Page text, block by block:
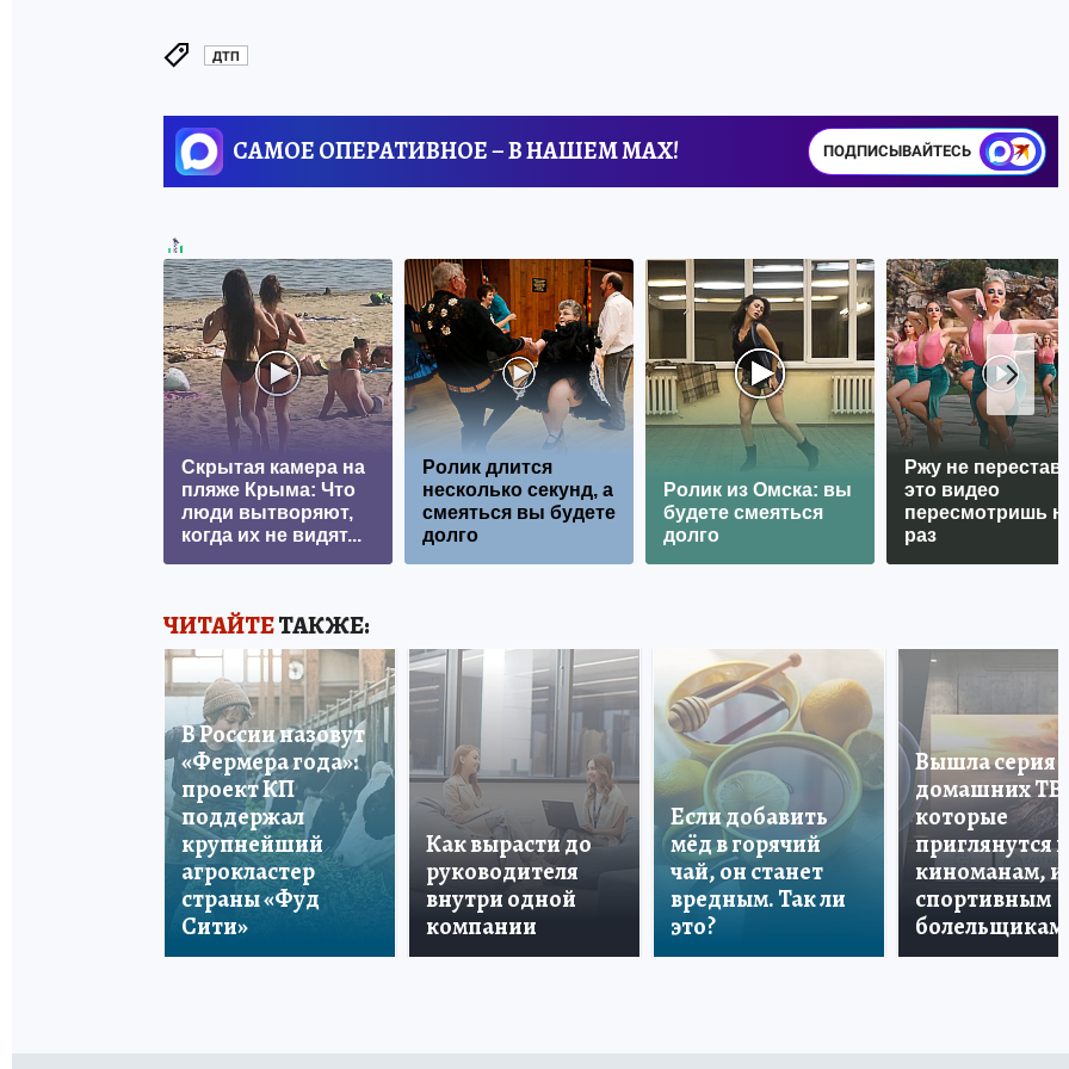
ДТП
САМОЕ ОПЕРАТИВНОЕ – В НАШЕМ MAX! ПОДПИСЫВАЙТЕСЬ
Скрытая камера на
пляже Крыма: Что
люди вытворяют,
когда их не видят...
Ролик длится
несколько секунд, а
смеяться вы будете
долго
Ролик из Омска: вы
будете смеяться
долго
Ржу не
это видео
пересмотришь не
раз
ЧИТАЙТЕТАКЖЕ:
В России назовут
«Фермера года»:
проект КП
поддержал
крупнейший
агрокластер
страны «Фуд
Сити»
Как вырасти до
руководителя
внутри одной
компании
Если добавить
мёд в горячий
чай, он станет
вредным. Так ли
это?
Вышла серия
домашних ТВ,
которые
приглянутся и
киноманам, и
спортивным
болельщикам